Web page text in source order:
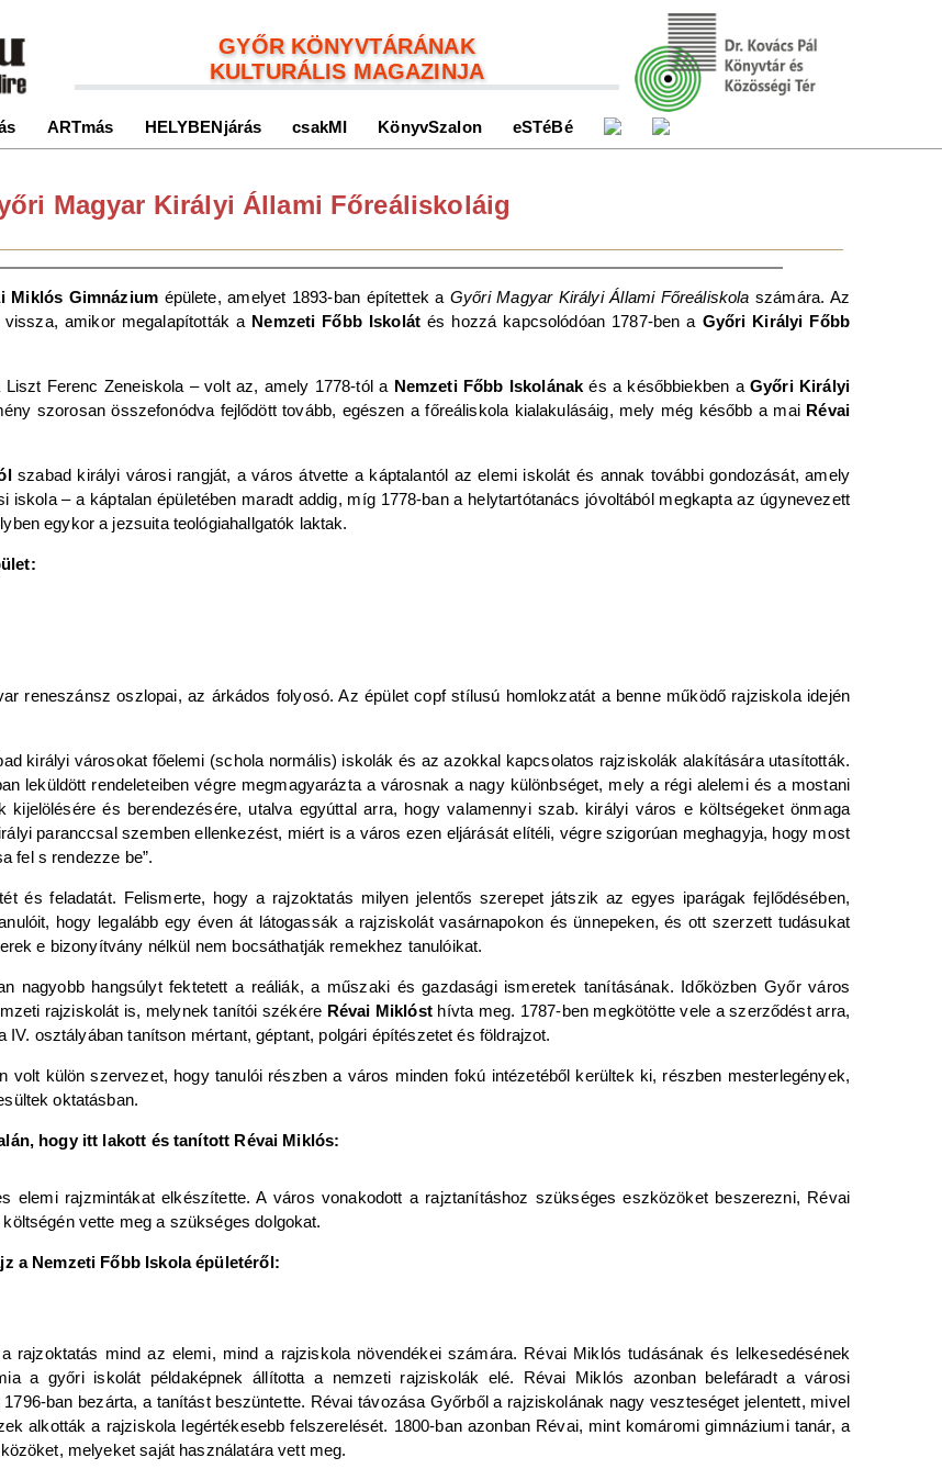
GYŐR KÖNYVTÁRÁNAK
KULTURÁLIS MAGAZINJA
ARTmás HELYBENjárás csakMI KönyvSzalon eSTéBé
Magyar Királyi Állami Főreáliskoláig
Miklós Gimnázium épülete, amelyet 1893-ban építettek aGyőri Magyar Királyi Állami Főreáliskola számára. Az
amikor megalapították a Nemzeti Főbb Iskolát és hozzá kapcsolódóan 1787-ben a Győri Királyi Főbb
Ferenc Zeneiskola – volt az, amely 1778-tól a Nemzeti Főbb Iskolának és a későbbiekben a Győri Királyi
szorosan összefonódva fejlődött tovább, egészen a főreáliskola kialakulásáig, mely még később a mai Révai
szabad királyi városi rangját, a város átvette a káptalantól az elemi iskolát és annak további gondozását, amely
– a káptalan épületében maradt addig, míg 1778-ban a helytartótanács jóvoltából megkapta az úgynevezett
egykor a jezsuita teológiahallgatók laktak.
reneszánsz oszlopai, az árkádos folyosó. Az épület copf stílusú homlokzatát a benne működő rajziskola idején
királyi városokat főelemi (schola normális) iskolák és az azokkal kapcsolatos rajziskolák alakítására utasították.
leküldött rendeleteiben végre megmagyarázta a városnak a nagy különbséget, mely a régi alelemi és a mostani
és berendezésére, utalva egyúttal arra, hogy valamennyi szab. királyi város e költségeket önmaga
paranccsal szemben ellenkezést, miért is a város ezen eljárását elítéli, végre szigorúan meghagyja, hogy most
fel s rendezze be”.
és feladatát. Felismerte, hogy a rajzoktatás milyen jelentős szerepet játszik az egyes iparágak fejlődésében,
hogy legalább egy éven át látogassák a rajziskolát vasárnapokon és ünnepeken, és ott szerzett tudásukat
e bizonyítvány nélkül nem bocsáthatják remekhez tanulóikat.
nagyobb hangsúlyt fektetett a reáliák, a műszaki és gazdasági ismeretek tanításának. Időközben Győr város
rajziskolát is, melynek tanítói székére Révai Miklósthívta meg. 1787-ben megkötötte vele a szerződést arra,
osztályában tanítson mértant, géptant, polgári építészetet és földrajzot.
volt külön szervezet, hogy tanulói részben a város minden fokú intézetéből kerültek ki, részben mesterlegények,
oktatásban.
hogy itt lakott és tanított Révai Miklós:
elemi rajzmintákat elkészítette. A város vonakodott a rajztanításhoz szükséges eszközöket beszerezni, Révai
vette meg a szükséges dolgokat.
a Nemzeti Főbb Iskola épületéről:
rajzoktatás mind az elemi, mind a rajziskola növendékei számára. Révai Miklós tudásának és lelkesedésének
a győri iskolát példaképnek állította a nemzeti rajziskolák elé. Révai Miklós azonban belefáradt a városi
ban bezárta, a tanítást beszüntette. Révai távozása Győrből a rajziskolának nagy veszteséget jelentett, mivel
alkották a rajziskola legértékesebb felszerelését. 1800-ban azonban Révai, mint komáromi gimnáziumi tanár, a
melyeket saját használatára vett meg.